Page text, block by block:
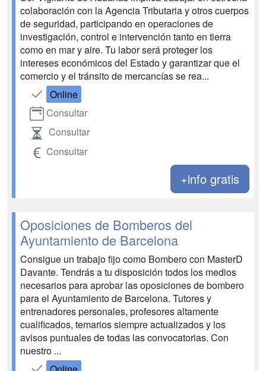
colaboración con la Agencia Tributaria y otros cuerpos
de seguridad, participando en operaciones de
investigación, control e intervención tanto en tierra
como en mar y aire. Tu labor será proteger los
intereses económicos del Estado y garantizar que el
comercio y el tránsito de mercancías se rea...
Online
Consultar
Consultar
Consultar
+info gratis
Oposiciones de Bomberos del
Ayuntamiento de Barcelona
Consigue un trabajo fijo como Bombero con MasterD
Davante. Tendrás a tu disposición todos los medios
necesarios para aprobar las oposiciones de bombero
para el Ayuntamiento de Barcelona. Tutores y
entrenadores personales, profesores altamente
cualificados, temarios siempre actualizados y los
avisos puntuales de todas las convocatorias. Con
nuestro ...